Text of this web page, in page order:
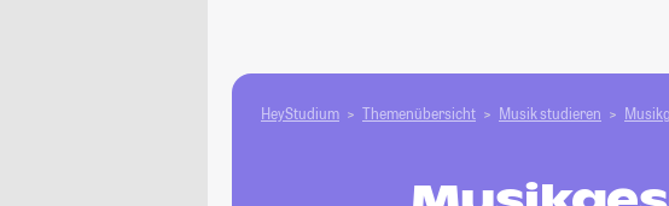
HeyStudium Themenübersicht Musik studieren